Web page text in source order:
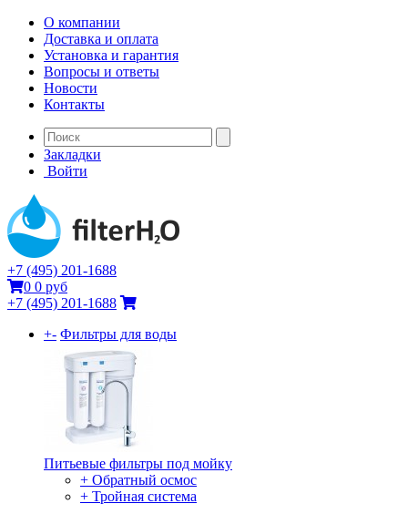
О компании
Доставка и оплата
Установка и гарантия
Вопросы и ответы
Новости
Контакты
Закладки
Войти
+7 (495) 201-1688
0 0 руб
+7 (495) 201-1688
+- Фильтры для воды
Питьевые фильтры под мойку
+ Обратный осмос
+ Тройная система